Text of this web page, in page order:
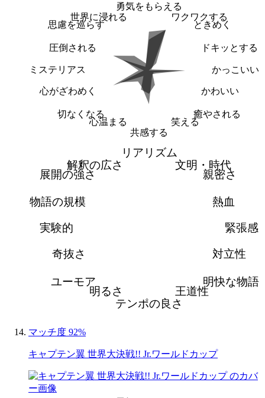
勇気をもらえる
ワクワクする
ときめく
ドキッとする
かっこいい
かわいい
癒やされる
笑える
共感する
心温まる
切なくなる
心がざわめく
ミステリアス
圧倒される
思慮を巡らす
世界に浸れる
リアリズム
文明・時代
親密さ
熱血
緊張感
対立性
明快な物語
王道性
テンポの良さ
明るさ
ユーモア
奇抜さ
実験的
物語の規模
展開の強さ
解釈の広さ
マッチ度 92%
キャプテン翼 世界大決戦!! Jr.ワールドカップ